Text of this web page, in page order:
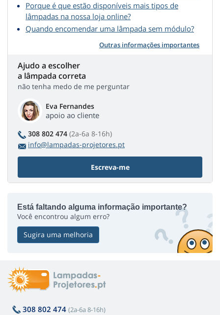
Porque é que estão disponíveis mais tipos de
lâmpadas na nossa loja online?
Quando encomendar uma lâmpada sem módulo?
Outras informações importantes
Ajudo a escolher
a lâmpada correta
não tenha medo de me perguntar
Eva Fernandes
apoio ao cliente
308 802 474 (2a-6a 8-16h)
info@lampadas-projetores.pt
Escreva-me
Está faltando alguma informação importante?
Você encontrou algum erro?
Sugira uma melhoria
308 802 474 (2a-6a 8-16h)